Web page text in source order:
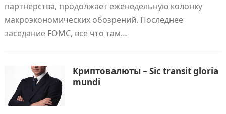
партнерства, продолжает еженедельную колонку
макроэкономических обозрений. Последнее
заседание FOMC, все что там…
Криптовалюты – Sic transit gloria
mundi